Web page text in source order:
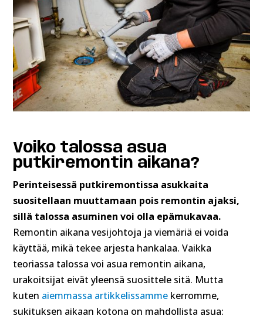
Voiko talossa asua
putkiremontin aikana?
Perinteisessä putkiremontissa asukkaita
suositellaan muuttamaan pois remontin ajaksi,
sillä talossa asuminen voi olla epämukavaa.
Remontin aikana vesijohtoja ja viemäriä ei voida
käyttää, mikä tekee arjesta hankalaa. Vaikka
teoriassa talossa voi asua remontin aikana,
urakoitsijat eivät yleensä suosittele sitä. Mutta
kuten aiemmassa artikkelissamme kerromme,
sukituksen aikaan kotona on mahdollista asua: